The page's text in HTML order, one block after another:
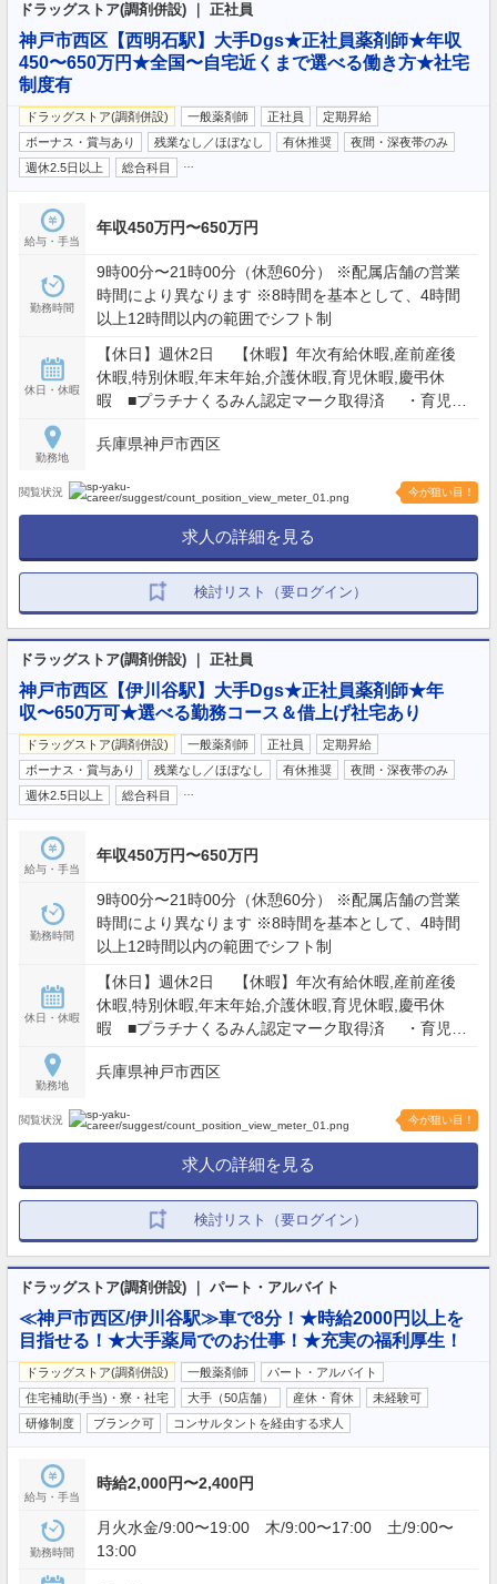
ドラッグストア(調剤併設) ｜ 正社員
神戸市西区【西明石駅】大手Dgs★正社員薬剤師★年収
450〜650万円★全国〜自宅近くまで選べる働き方★社宅
制度有
ドラッグストア(調剤併設) 一般薬剤師 正社員
定期昇給
ボーナス・賞与あり
残業なし／ほぼなし 有休推奨
夜間・深夜帯のみ
週休2.5日以上
総合科目
給与・手当
年収450万円〜650万円
勤務時間
9時00分〜21時00分（休憩60分） ※配属店舗の営業
時間により異なります ※8時間を基本として、4時間
以上12時間以内の範囲でシフト制
休日・休暇
【休日】週休2日 【休暇】年次有給休暇,産前産後
休暇,特別休暇,年末年始,介護休暇,育児休暇,慶弔休
暇 ■プラチナくるみん認定マーク取得済 ・育児休
間勤務制度（小学6年生を終えるまで最大3時間短縮
日】116日
勤務地
兵庫県神戸市西区
閲覧状況 今が狙い目！
求人の詳細を見る
検討リスト（要ログイン）
ドラッグストア(調剤併設) ｜ 正社員
神戸市西区【伊川谷駅】大手Dgs★正社員薬剤師★年
収〜650万可★選べる勤務コース＆借上げ社宅あり
ドラッグストア(調剤併設) 一般薬剤師 正社員
定期昇給
ボーナス・賞与あり
残業なし／ほぼなし 有休推奨
夜間・深夜帯のみ
週休2.5日以上
総合科目
給与・手当
年収450万円〜650万円
勤務時間
9時00分〜21時00分（休憩60分） ※配属店舗の営業
時間により異なります ※8時間を基本として、4時間
以上12時間以内の範囲でシフト制
休日・休暇
【休日】週休2日 【休暇】年次有給休暇,産前産後
休暇,特別休暇,年末年始,介護休暇,育児休暇,慶弔休
暇 ■プラチナくるみん認定マーク取得済 ・育児休
間勤務制度（小学6年生を終えるまで最大3時間短縮
日】116日
勤務地
兵庫県神戸市西区
閲覧状況 今が狙い目！
求人の詳細を見る
検討リスト（要ログイン）
ドラッグストア(調剤併設) ｜ パート・アルバイト
≪神戸市西区/伊川谷駅≫車で8分！★時給2000円以上を
目指せる！★大手薬局でのお仕事！★充実の福利厚生！
ドラッグストア(調剤併設) 一般薬剤師
パート・アルバイト
住宅補助(手当)・寮・社宅
大手（50店舗） 産休・育休
未経験可
研修制度
ブランク可 コンサルタントを経由する求人
給与・手当
時給2,000円〜2,400円
勤務時間
月火水金/9:00〜19:00 木/9:00〜17:00 土/9:00〜
13:00